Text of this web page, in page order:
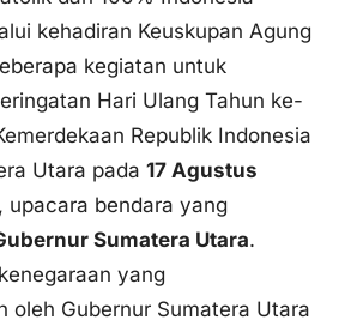
kegiatan untuk
Hari Ulang Tahun ke-
Republik Indonesia
Utara pada 17 Agustus
upacara bendara yang
Sumatera Utara
yang
oleh Gubernur Sumatera Utara
rumah dinas Gubsu,